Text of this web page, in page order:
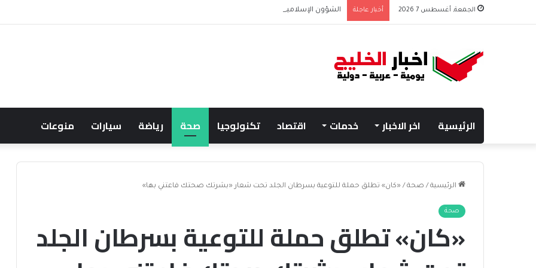
الجمعة, أغسطس 7 2026 أخبار عاجلة الشؤون الإسلامية تطلق حسابها الرسمي على تيك توك للمحتوى الديني
الرئيسية اخر الاخبار خدمات اقتصاد تكنولوجيا صحة رياضة سيارات منوعات
الرئيسية / صحة / «كان» تطلق حملة للتوعية بسرطان الجلد تحت شعار «بشرتك صحتك فاعتني بها»
صحة
«كان» تطلق حملة للتوعية بسرطان الجلد